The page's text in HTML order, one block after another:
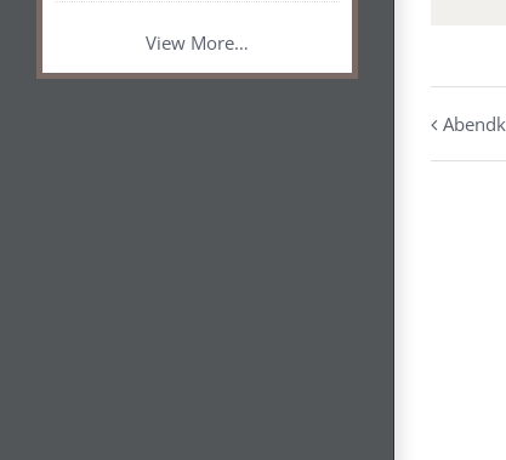
View More…